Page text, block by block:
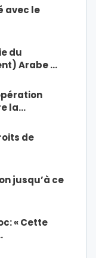
avec le
du
Arabe …
la…
de
jusqu’à ce
« Cette